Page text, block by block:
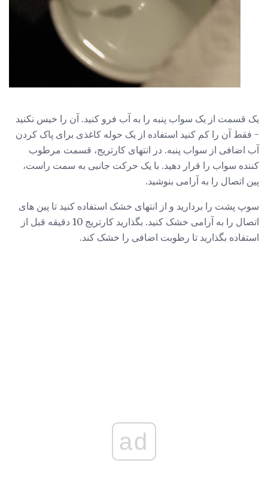
یک قسمت از یک سواب پنبه را به آب فرو کنید. آن را خیس نکنید
- فقط آن را کم کنید استفاده از یک حوله کاغذی برای پاک کردن
آب اضافی از سواب پنبه. در انتهای کارتریج، قسمت مرطوب
کننده سواب را قرار دهید. با یک حرکت جانبی به سمت راست،
پین اتصال را به آرامی بنوشید.
سوپ پشت را بردارید و از انتهای خشک استفاده کنید تا پین های
اتصال را به آرامی خشک کنید. بگذارید کارتریج 10 دقیقه قبل از
استفاده بگذارید تا رطوبت اضافی را خشک کند.
ad